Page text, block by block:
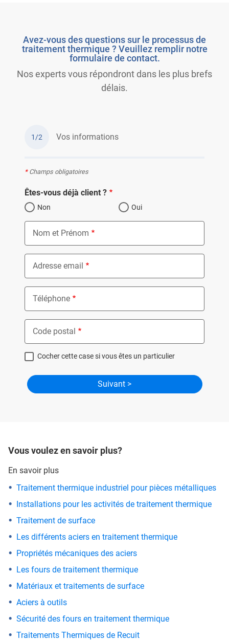
Avez-vous des questions sur le processus de
traitement thermique ? Veuillez remplir notre
formulaire de contact.
Nos experts vous répondront dans les plus brefs
délais.
1/2 Vos informations
*Champs obligatoires
Êtes-vous déjà client ?
Non Oui
Nom et Prénom
Adresse email
Téléphone
Code postal
Cocher cette case si vous êtes un particulier
Vous voulez en savoir plus?
En savoir plus
Traitement thermique industriel pour pièces métalliques
Installations pour les activités de traitement thermique
Traitement de surface
Les différents aciers en traitement thermique
Propriétés mécaniques des aciers
Les fours de traitement thermique
Matériaux et traitements de surface
Aciers à outils
Sécurité des fours en traitement thermique
Traitements Thermiques de Recuit